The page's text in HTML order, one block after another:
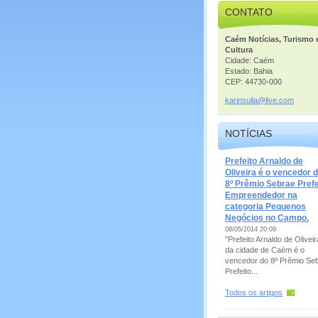
CONTATO
Caém Notícias, Turismo
Cultura
Cidade: Caém
Estado: Bahia
CEP: 44730-000
karinsuila@live. com
NOTÍCIAS
Prefeito Arnaldo de
Oliveira é o vencedor
8º Prêmio Sebrae
Empreendedor na
categoria Pequenos
Negócios no Campo.
08/05/2014 20:09
"Prefeito Arnaldo de
da cidade de Caém é o
vencedor do 8º Prêmio
Prefeito...
Todos os artigos